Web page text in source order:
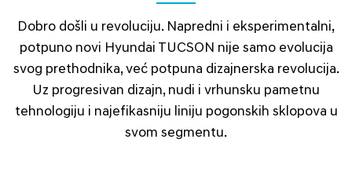
Dobro došli u revoluciju. Napredni i eksperimentalni,
potpuno novi Hyundai TUCSON nije samo evolucija
svog prethodnika, već potpuna dizajnerska revolucija.
Uz progresivan dizajn, nudi i vrhunsku pametnu
tehnologiju i najefikasniju liniju pogonskih sklopova u
svom segmentu.